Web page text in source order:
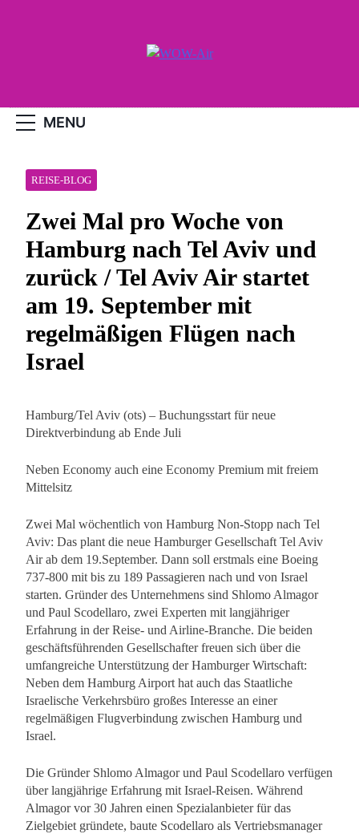
MENU
REISE-BLOG
Zwei Mal pro Woche von
Hamburg nach Tel Aviv und
zurück / Tel Aviv Air startet
am 19. September mit
regelmäßigen Flügen nach
Israel
Hamburg/Tel Aviv (ots) – Buchungsstart für neue
Direktverbindung ab Ende Juli
Neben Economy auch eine Economy Premium mit freiem
Mittelsitz
Zwei Mal wöchentlich von Hamburg Non-Stopp nach Tel
Aviv: Das plant die neue Hamburger Gesellschaft Tel Aviv
Air ab dem 19.September. Dann soll erstmals eine Boeing
737-800 mit bis zu 189 Passagieren nach und von Israel
starten. Gründer des Unternehmens sind Shlomo Almagor
und Paul Scodellaro, zwei Experten mit langjähriger
Erfahrung in der Reise- und Airline-Branche. Die beiden
geschäftsführenden Gesellschafter freuen sich über die
umfangreiche Unterstützung der Hamburger Wirtschaft:
Neben dem Hamburg Airport hat auch das Staatliche
Israelische Verkehrsbüro großes Interesse an einer
regelmäßigen Flugverbindung zwischen Hamburg und
Israel.
Die Gründer Shlomo Almagor und Paul Scodellaro verfügen
über langjährige Erfahrung mit Israel-Reisen. Während
Almagor vor 30 Jahren einen Spezialanbieter für das
Zielgebiet gründete, baute Scodellaro als Vertriebsmanager